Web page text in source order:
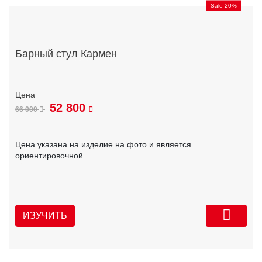
Sale 20%
Барный стул Кармен
66 000 52 800
Цена указана на изделие на фото и является
ориентировочной.
ИЗУЧИТЬ